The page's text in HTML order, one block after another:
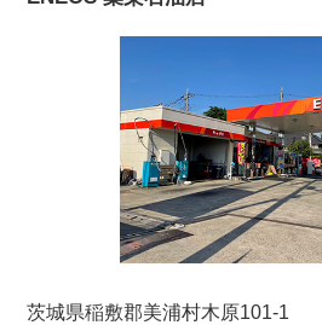
茨城県稲敷郡美浦村木原101-1